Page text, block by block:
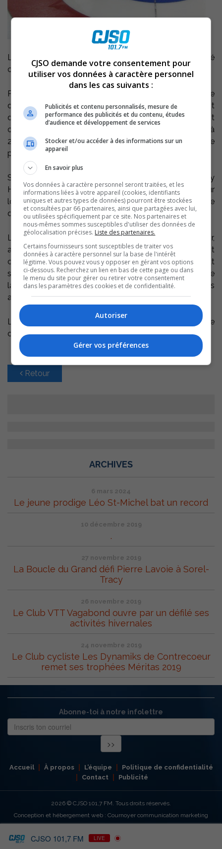
Le championnat canadien junior de Curling sera présenté
cette année à Sorel-Tracy du 16 au 24 janvier prochain.
Près de 150 joueurs et entraîneurs, pour une trentaine
d’équipes, seront présents. Sorel-Tracy sera le point
d’intérêt du million d’amateurs d’un océan à l’autre durant
ce championnat, mettant en vedette des jeunes de 14 à
21 ans. L’événement sera télévisé à l’échelle
pancanadienne.
Selon le président du comité organisateur, Guy
Hemmings, le championnat pourait prendre une couleur
locale, puisque le Sorelois Maxime Benoit pourrait se
qualifier avec son équipe.
Le comité propose une activité de financement ce soir,
au Café Théâtre les Beaux Instants. Ceux qui veulent
contribuer au budget total de 250K$ du Championnat
sont invités à une soirée de danse sur les grands airs de
la chanson française. Dutronc, Fugain, Dassin et les
autres seront au programme.
Les billets au coût de 10$ sont disponibles au Club de
curling Aurèle-Racine, au CLD et à la porte ce soir.
Retour
ARCHIVES
6 mars 2024
Le jeune prodige Léo St-Michel bat un record
10 décembre 2019
.
27 novembre 2019
La Boucle du Grand défi Pierre Lavoie à Sorel-
Tracy
26 novembre 2019
Le Club VTT Vagabond ouvre par un défilé ses
activités hivernales
24 novembre 2019
Le Club cycliste Les Dynamiks de Contrecoeur
remet ses trophées Méritas 2019
Abonne-toi à notre infolettre
Accueil À propos L’équipe
Politique de confidentialité
Contact
Publicité
2026 © CJSO 101,7 FM. Tous droits réservés.
Conception et hébergement web : Cournoyer communication marketing
CJSO 101,7 FM LIVE
CJSO demande votre consentement pour
utiliser vos données à caractère personnel
dans les cas suivants :
Publicités et contenu personnalisés, mesure de
performance des publicités et du contenu, études
d’audience et développement de services
Stocker et/ou accéder à des informations sur un
appareil
En savoir plus
Vos données à caractère personnel seront traitées, et les
informations liées à votre appareil (cookies, identifiants
uniques et autres types de données) pourront être stockées
et consultées par 66 partenaires, ainsi que partagées avec lui,
ou utilisées spécifiquement par ce site. Nos partenaires et
nous-mêmes sommes susceptibles d'utiliser des données de
géolocalisation précises. Liste des partenaires.
Certains fournisseurs sont susceptibles de traiter vos
données à caractère personnel sur la base de l'intérêt
légitime. Vous pouvez vous y opposer en gérant vos options
ci-dessous. Recherchez un lien en bas de cette page ou dans
le menu du site pour gérer ou retirer votre consentement
dans les paramètres des cookies et de confidentialité.
Autoriser
Gérer vos préférences